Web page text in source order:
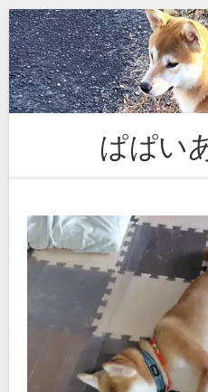
Skip
to
content
ぱぱい